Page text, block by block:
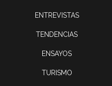
ENTREVISTAS
TENDENCIAS
ENSAYOS
TURISMO